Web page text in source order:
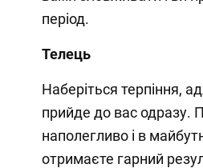
період.
Телець
Наберіться терпіння,
прийде до вас одразу.
наполегливо і в
отримаєте гарний